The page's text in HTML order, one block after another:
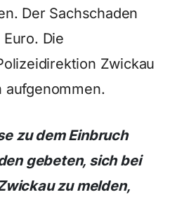
Der Sachschaden
Die
Zwickau
aufgenommen.
zu dem Einbruch
gebeten, sich bei
zu melden,